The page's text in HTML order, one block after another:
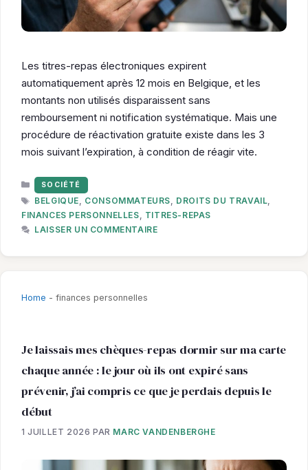
Les titres-repas électroniques expirent
automatiquement après 12 mois en Belgique, et les
montants non utilisés disparaissent sans
remboursement ni notification systématique. Mais une
procédure de réactivation gratuite existe dans les 3
mois suivant l’expiration, à condition de réagir vite.
CATÉGORIES
SOCIÉTÉ
ÉTIQUETTES
BELGIQUE, CONSOMMATEURS, DROITS DU TRAVAIL,
FINANCES PERSONNELLES, TITRES-REPAS
LAISSER UN COMMENTAIRE
Home - finances personnelles
Je laissais mes chèques-repas dormir sur ma carte
chaque année : le jour où ils ont expiré sans
prévenir, j’ai compris ce que je perdais depuis le
début
1 JUILLET 2026 PAR MARC VANDENBERGHE